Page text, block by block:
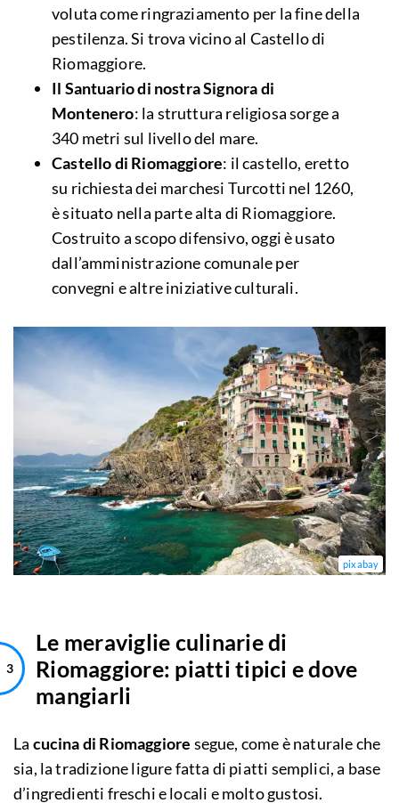
voluta come ringraziamento per la fine della
pestilenza. Si trova vicino al Castello di
Riomaggiore.
Il Santuario di nostra Signora di
Montenero: la struttura religiosa sorge a
340 metri sul livello del mare.
Castello di Riomaggiore: il castello, eretto
su richiesta dei marchesi Turcotti nel 1260,
è situato nella parte alta di Riomaggiore.
Costruito a scopo difensivo, oggi è usato
dall’amministrazione comunale per
convegni e altre iniziative culturali.
pixabay
Le meraviglie culinarie di
Riomaggiore: piatti tipici e dove
mangiarli
La cucina di Riomaggiore segue, come è naturale che
sia, la tradizione ligure fatta di piatti semplici, a base
d’ingredienti freschi e locali e molto gustosi.